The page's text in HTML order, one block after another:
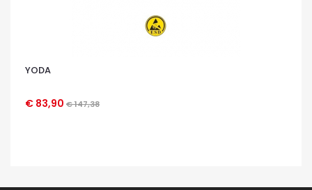
YODA
€ 83,90 € 147,38
OCCHIATA VELOCE